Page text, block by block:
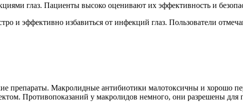
глаз. Пациенты высоко оценивают их эффективность и
и эффективно избавиться от инфекций глаз. Пользователи
препараты. Макролидные антибиотики малотоксичны и хорошо
Противопоказаний у макролидов немного, они разрешены